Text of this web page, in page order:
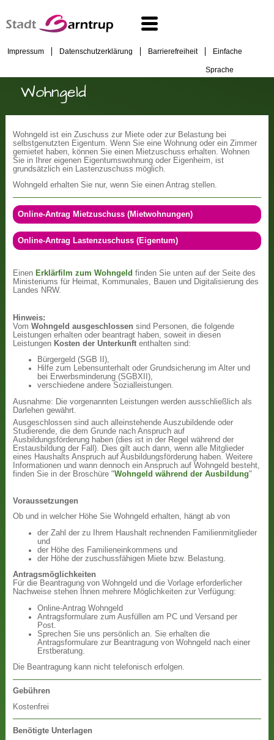
Impressum Datenschutzerklärung Barrierefreiheit Einfache
Sprache
Wohngeld
Wohngeld ist ein Zuschuss zur Miete oder zur Belastung bei
selbstgenutzten Eigentum. Wenn Sie eine Wohnung oder ein Zimmer
gemietet haben, können Sie einen Mietzuschuss erhalten. Wohnen
Sie in Ihrer eigenen Eigentumswohnung oder Eigenheim, ist
grundsätzlich ein Lastenzuschuss möglich.
Wohngeld erhalten Sie nur, wenn Sie einen Antrag stellen.
Online-Antrag Mietzuschuss (Mietwohnungen)
Online-Antrag Lastenzuschuss (Eigentum)
Einen Erklärfilm zum Wohngeld finden Sie unten auf der Seite des
Ministeriums für Heimat, Kommunales, Bauen und Digitalisierung des
Landes NRW.
Hinweis:
VomWohngeld ausgeschlossen sind Personen, die folgende
Leistungen erhalten oder beantragt haben, soweit in diesen
Leistungen Kosten der Unterkunft enthalten sind:
Bürgergeld (SGB II),
Hilfe zum Lebensunterhalt oder Grundsicherung im Alter und
bei Erwerbsminderung (SGBXII),
verschiedene andere Sozialleistungen.
Ausnahme: Die vorgenannten Leistungen werden ausschließlich als
Darlehen gewährt.
Ausgeschlossen sind auch alleinstehende Auszubildende oder
Studierende, die dem Grunde nach Anspruch auf
Ausbildungsförderung haben (dies ist in der Regel während der
Erstausbildung der Fall). Dies gilt auch dann, wenn alle Mitglieder
eines Haushalts Anspruch auf Ausbildungsförderung haben. Weitere
Informationen und wann dennoch ein Anspruch auf Wohngeld besteht,
finden Sie in der Broschüre "Wohngeld während der Ausbildung"
Voraussetzungen
Ob und in welcher Höhe Sie Wohngeld erhalten, hängt ab von
der Zahl der zu Ihrem Haushalt rechnenden Familienmitglieder
und
der Höhe des Familieneinkommens und
der Höhe der zuschussfähigen Miete bzw. Belastung.
Antragsmöglichkeiten
Für die Beantragung von Wohngeld und die Vorlage erforderlicher
Nachweise stehen Ihnen mehrere Möglichkeiten zur Verfügung:
Online-Antrag Wohngeld
Antragsformulare zum Ausfüllen am PC und Versand per
Post.
Sprechen Sie uns persönlich an. Sie erhalten die
Antragsformulare zur Beantragung von Wohngeld nach einer
Erstberatung.
Die Beantragung kann nicht telefonisch erfolgen.
Gebühren
Kostenfrei
Benötigte Unterlagen